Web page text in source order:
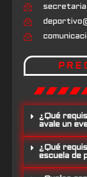
¿Qué
avale un
¿Qué
escuela de